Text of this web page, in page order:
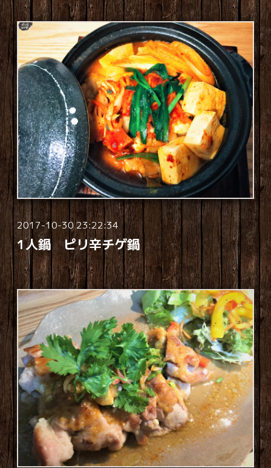
2017-10-30 23:22:34
1人鍋 ピリ辛チゲ鍋